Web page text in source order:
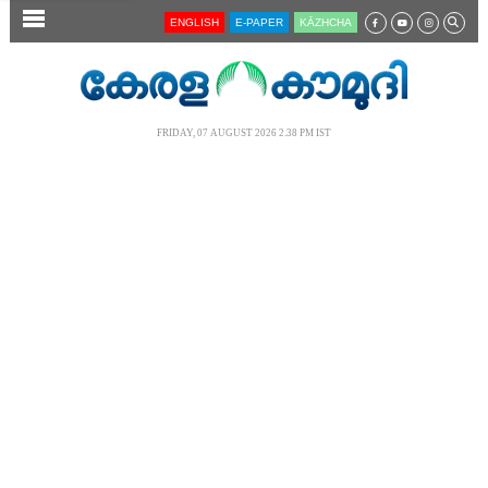
SECTIONS ENGLISH E-PAPER KĀZHCHA
FRIDAY, 07 AUGUST 2026 2.38 PM IST